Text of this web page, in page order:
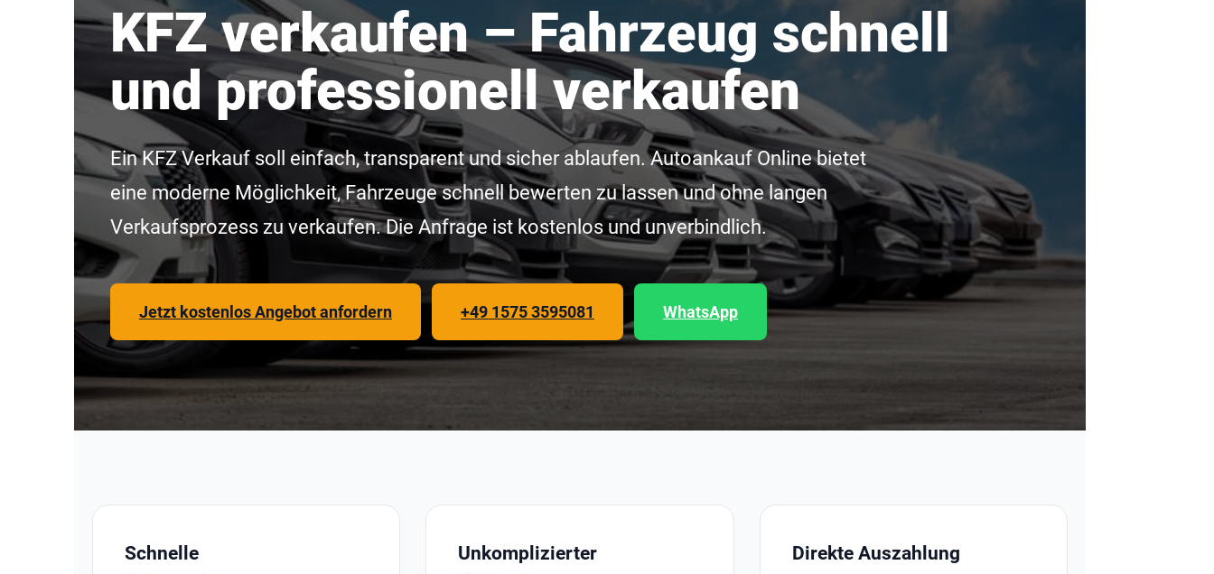
KFZ verkaufen – Fahrzeug schnell
und professionell verkaufen
Ein KFZ Verkauf soll einfach, transparent und sicher ablaufen. Autoankauf Online bietet
eine moderne Möglichkeit, Fahrzeuge schnell bewerten zu lassen und ohne langen
Verkaufsprozess zu verkaufen. Die Anfrage ist kostenlos und unverbindlich.
Jetzt kostenlos Angebot anfordern +49 1575 3595081 WhatsApp
Schnelle
Unkomplizierter
Direkte Auszahlung